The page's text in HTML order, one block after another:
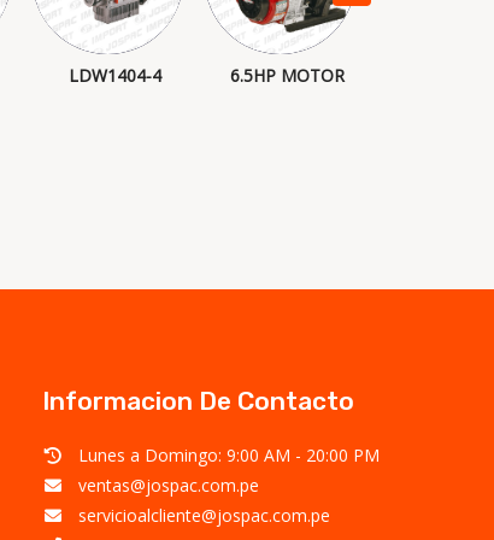
LDW1404-4 6.5HP MOTOR
Informacion De Contacto
Lunes a Domingo: 9:00 AM - 20:00 PM
ventas@jospac.com.pe
servicioalcliente@jospac.com.pe